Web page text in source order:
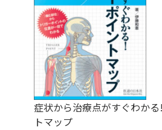
症状から治療点がすぐわか
トマップ